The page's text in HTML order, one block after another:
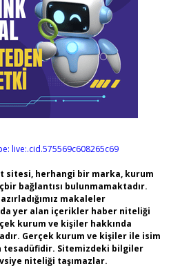
live:.cid.575569c608265c69
sitesi, herhangi bir marka, kurum
bağlantısı bulunmamaktadır.
makaleler
yer alan içerikler haber niteliği
kurum ve kişiler hakkında
Gerçek kurum ve kişiler ile isim
Sitemizdeki bilgiler
niteliği taşımazlar.